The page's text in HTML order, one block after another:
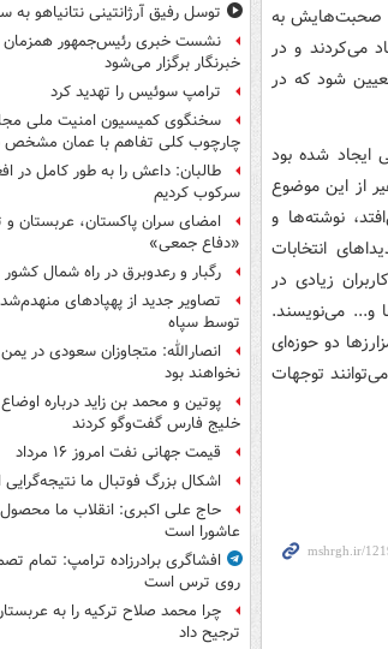
صحبت‌هایش به
می‌کردند و در
شود که در
ایجاد شده بود
از این موضوع
نوشته‌ها و
انتخابات
زیادی در
و... می‌نویسند.
دو حوزه‌ای
توجهات
توسل رفیق آرژانتینی نتانیاهو به
نشست خبری رئیس‌جمهور همزمان
خبرنگار برگزار می‌شود
ترامپ سوئیس را تهدید کرد
سخنگوی کمیسیون امنیت ملی
چارچوب کلی تفاهم با عمان
طالبان: داعش را به طور کامل در
سرکوب کردیم
امضای سران پاکستان، عربستان و
«دفاع جمعی»
رگبار و رعدوبرق در راه شمال کشور
تصاویر جدید از پهپادهای
توسط سپاه
انصارالله: متجاوزان سعودی در
نخواهند بود
پوتین و محمد بن زاید درباره
خلیج فارس گفت‌وگو کردند
قیمت جهانی نفت امروز ۱۶ مرداد
اشکال بزرگ فوتبال ما
حاج علی اکبری: انقلاب ما
عاشورا است
افشاگری برادرزاده ترامپ: تمام
روی ترس است
چرا محمد صلاح ترکیه را به
ترجیح داد